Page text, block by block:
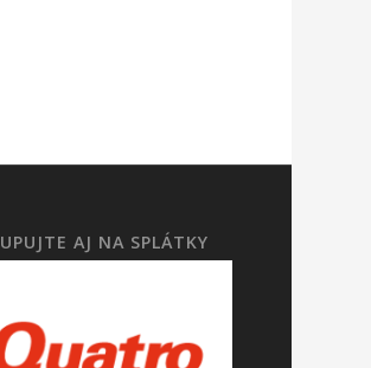
AJ NA SPLÁTKY